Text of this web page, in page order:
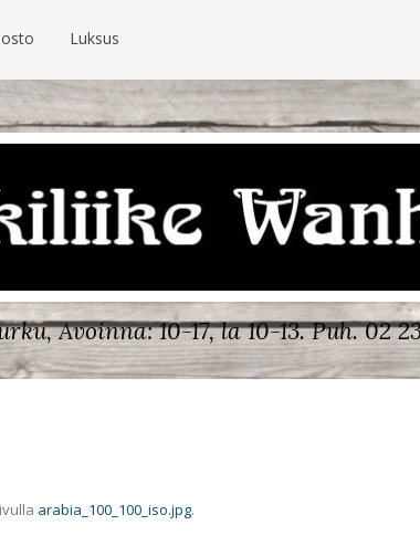
Luksus
Avoinna: 10-17, la 10-13.Puh. 02
arabia_100_100_iso.jpg.